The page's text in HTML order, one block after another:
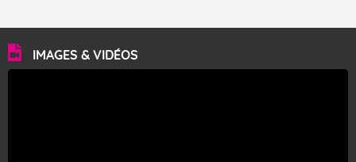
IMAGES & VIDÉOS